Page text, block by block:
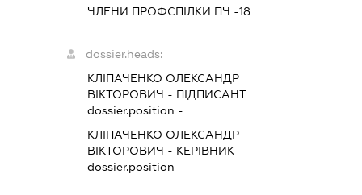
ЧЛЕНИ ПРОФСПІЛКИ ПЧ -18
dossier.heads:
КЛІПАЧЕНКО ОЛЕКСАНДР
ВІКТОРОВИЧ - ПІДПИСАНТ
dossier.position -
КЛІПАЧЕНКО ОЛЕКСАНДР
ВІКТОРОВИЧ - КЕРІВНИК
dossier.position -